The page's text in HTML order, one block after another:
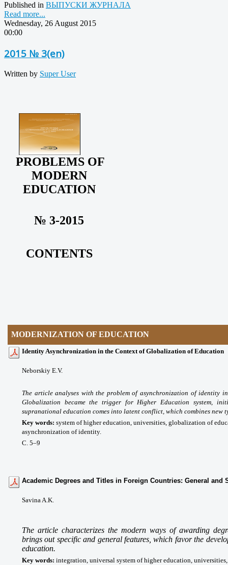
Published in ВЫПУСКИ ЖУРНАЛА
Read more...
Wednesday, 26 August 2015
00:00
2015 № 3(en)
Written by Super User
PROBLEMS OF
MODERN
EDUCATION
№ 3-2015
CONTENTS
MODERNIZATION OF EDUCATION
Identity Asynchronization in the Context of Globalization of Education
Neborskiy E.V.
The article analyses with the problem of asynchronization of identity
Globalization became the trigger for Higher Education system,
supranational education comes into latent conflict, which combines new
Key words: system of higher education, universities, globalization of
asynchronization of identity.
С. 5–9
Academic Degrees and Titles in Foreign Countries: General and
Savina A.K.
The article characterizes the modern ways of awarding
brings out specific and general features, which favor the
education.
Key words: integration, universal system of higher education,